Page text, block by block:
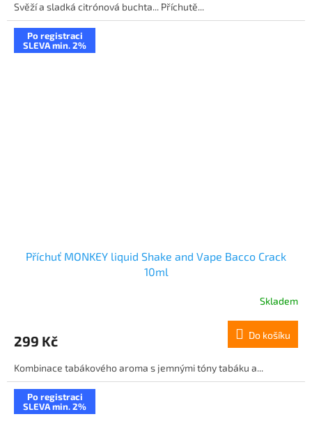
Svěží a sladká citrónová buchta... Příchutě...
Po registraci
SLEVA min. 2%
Příchuť MONKEY liquid Shake and Vape Bacco Crack
10ml
Skladem
299 Kč Do košíku
Kombinace tabákového aroma s jemnými tóny tabáku a...
Po registraci
SLEVA min. 2%